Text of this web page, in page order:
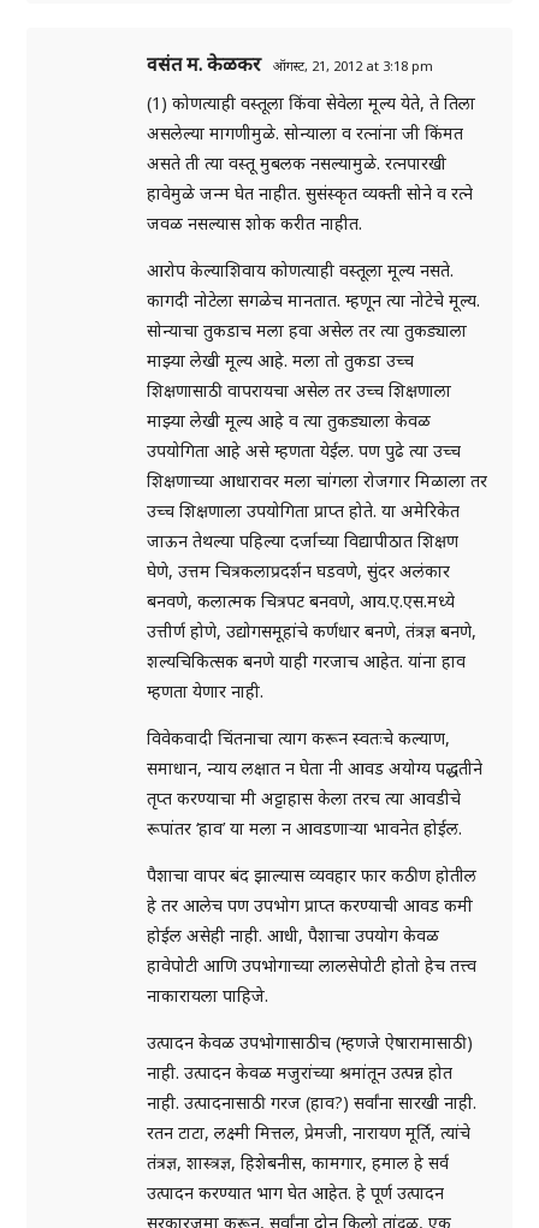
वसंत म. केळकर ऑगस्ट, 21, 2012 at 3:18 pm
(1) कोणत्याही वस्तूला किंवा सेवेला मूल्य येते, ते तिला
असलेल्या मागणीमुळे. सोन्याला व रत्नांना जी किंमत
असते ती त्या वस्तू मुबलक नसल्यामुळे. रत्नपारखी
हावेमुळे जन्म घेत नाहीत. सुसंस्कृत व्यक्ती सोने व रत्ने
जवळ नसल्यास शोक करीत नाहीत.
आरोप केल्याशिवाय कोणत्याही वस्तूला मूल्य नसते.
कागदी नोटेला सगळेच मानतात. म्हणून त्या नोटेचे मूल्य.
सोन्याचा तुकडाच मला हवा असेल तर त्या तुकड्याला
माझ्या लेखी मूल्य आहे. मला तो तुकडा उच्च
शिक्षणासाठी वापरायचा असेल तर उच्च शिक्षणाला
माझ्या लेखी मूल्य आहे व त्या तुकड्याला केवळ
उपयोगिता आहे असे म्हणता येईल. पण पुढे त्या उच्च
शिक्षणाच्या आधारावर मला चांगला रोजगार मिळाला तर
उच्च शिक्षणाला उपयोगिता प्राप्त होते. या अमेरिकेत
जाऊन तेथल्या पहिल्या दर्जाच्या विद्यापीठात शिक्षण
घेणे, उत्तम चित्रकलाप्रदर्शन घडवणे, सुंदर अलंकार
बनवणे, कलात्मक चित्रपट बनवणे, आय.ए.एस.मध्ये
उत्तीर्ण होणे, उद्योगसमूहांचे कर्णधार बनणे, तंत्रज्ञ बनणे,
शल्यचिकित्सक बनणे याही गरजाच आहेत. यांना हाव
म्हणता येणार नाही.
विवेकवादी चिंतनाचा त्याग करून स्वतःचे कल्याण,
समाधान, न्याय लक्षात न घेता नी आवड अयोग्य पद्धतीने
तृप्त करण्याचा मी अट्टाहास केला तरच त्या आवडीचे
रूपांतर ‘हाव’ या मला न आवडणाऱ्या भावनेत होईल.
पैशाचा वापर बंद झाल्यास व्यवहार फार कठीण होतील
हे तर आलेच पण उपभोग प्राप्त करण्याची आवड कमी
होईल असेही नाही. आधी, पैशाचा उपयोग केवळ
हावेपोटी आणि उपभोगाच्या लालसेपोटी होतो हेच तत्त्व
नाकारायला पाहिजे.
उत्पादन केवळ उपभोगासाठीच (म्हणजे ऐषारामासाठी)
नाही. उत्पादन केवळ मजुरांच्या श्रमांतून उत्पन्न होत
नाही. उत्पादनासाठी गरज (हाव?) सर्वांना सारखी नाही.
रतन टाटा, लक्ष्मी मित्तल, प्रेमजी, नारायण मूर्ति, त्यांचे
तंत्रज्ञ, शास्त्रज्ञ, हिशेबनीस, कामगार, हमाल हे सर्व
उत्पादन करण्यात भाग घेत आहेत. हे पूर्ण उत्पादन
सरकारजमा करून, सर्वांना दोन किलो तांदूळ, एक